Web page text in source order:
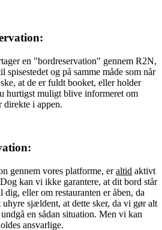
en "bordreservation" gennem R2N,
spisestedet og på samme måde som når
at de er fuldt booket, eller holder
hurtigst muligt blive informeret om
i appen.
gennem vores platforme, eraltid aktivt
kan vi ikke garantere, at dit bord står
eller om restauranten er åben, da
sjældent, at dette sker, da vi gør alt
en sådan situation. Men vi kan
ansvarlige.